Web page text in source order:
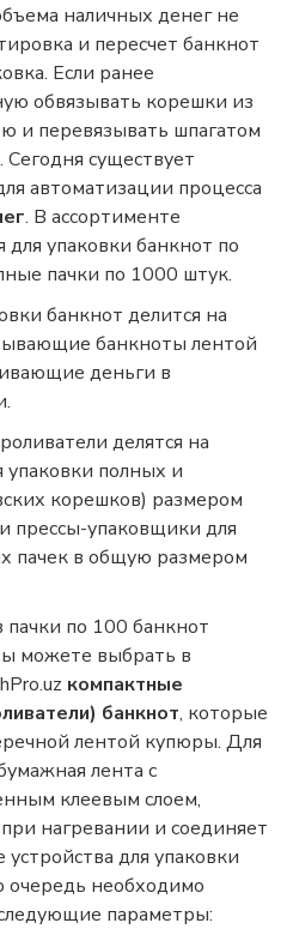
наличных денег не
и пересчет банкнот
Если ранее
обвязывать корешки из
и перевязывать шпагатом
существует
автоматизации процесса
. В ассортименте
для упаковки банкнот по
пачки по 1000 штук.
банкнот делится на
банкноты лентой
деньги в
делятся на
полных и
корешков) размером
прессы-упаковщики для
пачек в общую размером
по 100 банкнот
можете выбрать в
компактные
банкнот, которые
лентой купюры. Для
лента с
клеевым слоем,
нагревании и соединяет
для упаковки
очередь необходимо
параметры: